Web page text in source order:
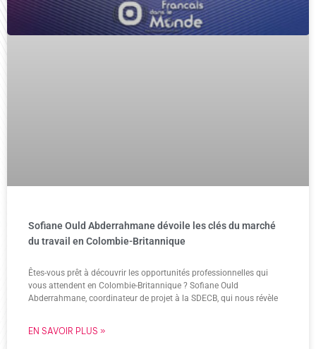
Sofiane Ould Abderrahmane dévoile les clés du marché
du travail en Colombie-Britannique
Êtes-vous prêt à découvrir les opportunités professionnelles qui
vous attendent en Colombie-Britannique ? Sofiane Ould
Abderrahmane, coordinateur de projet à la SDECB, qui nous révèle
EN SAVOIR PLUS »